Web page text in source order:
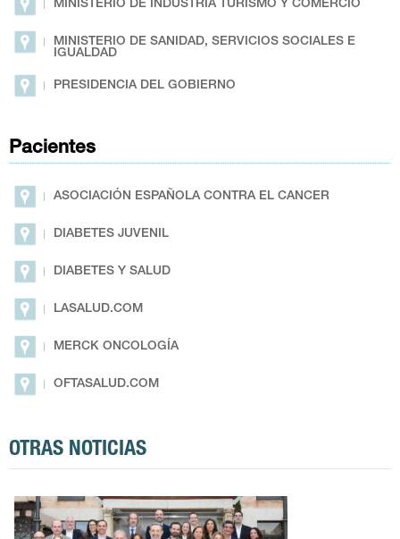
MINISTERIO DE INDUSTRIA TURISMO Y COMERCIO
MINISTERIO DE SANIDAD, SERVICIOS SOCIALES E
IGUALDAD
PRESIDENCIA DEL GOBIERNO
Pacientes
ASOCIACIÓN ESPAÑOLA CONTRA EL CANCER
DIABETES JUVENIL
DIABETES Y SALUD
LASALUD.COM
MERCK ONCOLOGÍA
OFTASALUD.COM
OTRAS NOTICIAS